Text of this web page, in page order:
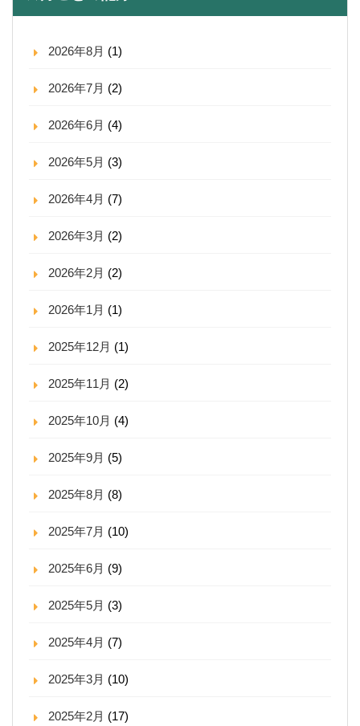
2026年8月 (1)
2026年7月 (2)
2026年6月 (4)
2026年5月 (3)
2026年4月 (7)
2026年3月 (2)
2026年2月 (2)
2026年1月 (1)
2025年12月 (1)
2025年11月 (2)
2025年10月 (4)
2025年9月 (5)
2025年8月 (8)
2025年7月 (10)
2025年6月 (9)
2025年5月 (3)
2025年4月 (7)
2025年3月 (10)
2025年2月 (17)